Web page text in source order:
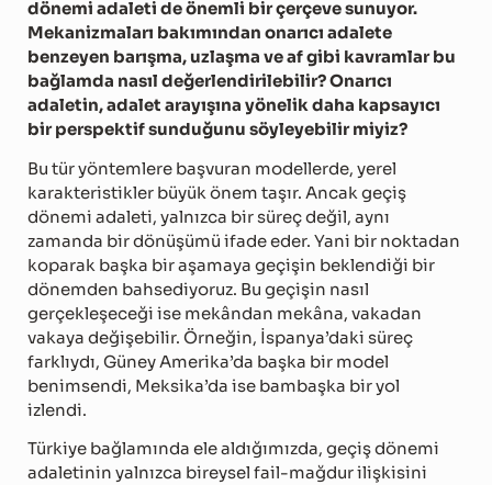
dönemi adaleti de önemli bir çerçeve sunuyor.
Mekanizmaları bakımından onarıcı adalete
benzeyen barışma, uzlaşma ve af gibi kavramlar bu
bağlamda nasıl değerlendirilebilir? Onarıcı
adaletin, adalet arayışına yönelik daha kapsayıcı
bir perspektif sunduğunu söyleyebilir miyiz?
Bu tür yöntemlere başvuran modellerde, yerel
karakteristikler büyük önem taşır. Ancak geçiş
dönemi adaleti, yalnızca bir süreç değil, aynı
zamanda bir dönüşümü ifade eder. Yani bir noktadan
koparak başka bir aşamaya geçişin beklendiği bir
dönemden bahsediyoruz. Bu geçişin nasıl
gerçekleşeceği ise mekândan mekâna, vakadan
vakaya değişebilir. Örneğin, İspanya’daki süreç
farklıydı, Güney Amerika’da başka bir model
benimsendi, Meksika’da ise bambaşka bir yol
izlendi.
Türkiye bağlamında ele aldığımızda, geçiş dönemi
adaletinin yalnızca bireysel fail-mağdur ilişkisini